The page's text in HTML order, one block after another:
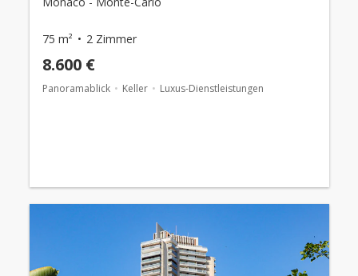
75 m² 2 Zimmer
8.600 €
Panoramablick Keller Luxus-Dienstleistungen